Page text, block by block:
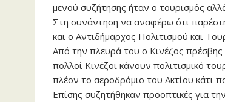
μενού συζήτησης ήταν ο τουρισμός
Στη συνάντηση να αναφέρω ότι
και ο Αντιδήμαρχος Πολιτισμού και
Από την πλευρά του ο Κινέζος πρέσβης
πολλοί Κινέζοι κάνουν πολιτισμικό
πλέον το αεροδρόμιο του Ακτίου κάτι
Επίσης συζητήθηκαν προοπτικές για